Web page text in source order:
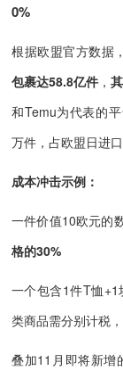
0%
根据欧盟官方数据，
包裹达58.8亿件 ，
和Temu为代表的
万件，占欧盟日进口
成本冲击示例：
一件价值10欧元的
格的30%
一个包含1件T恤
类商品需分别计税
叠加11月即将新增